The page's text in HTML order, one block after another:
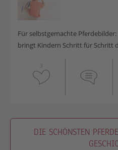
Für selbstgemachte
bringt Kindern Schritt für Schritt
3
DIE SCHÖNSTEN